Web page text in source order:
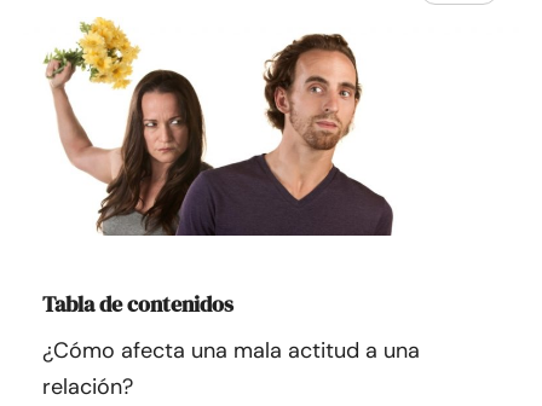
Familia
Ayuda
Cursos
Comunidad
Encuentra un terapeuta
Tabla de contenidos
¿Cómo afecta una mala actitud a una
relación?